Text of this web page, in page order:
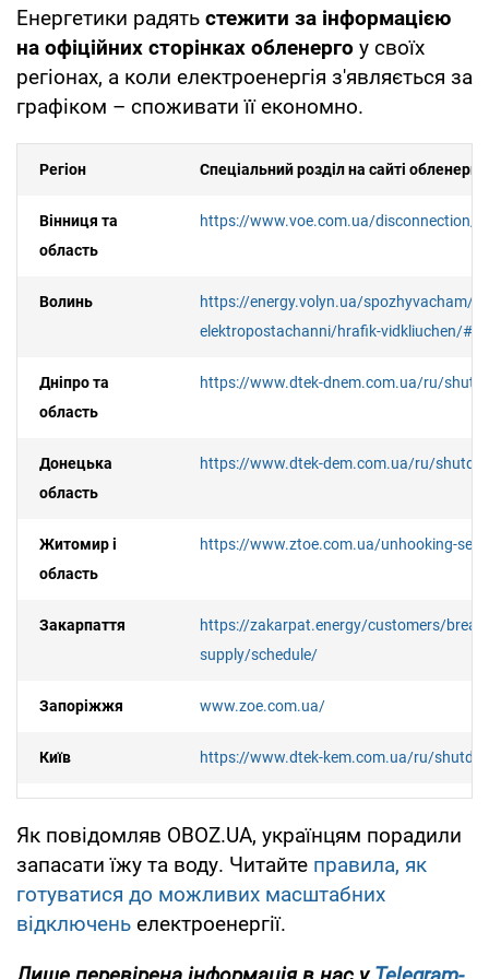
Енергетики радять стежити за інформацією
на офіційних сторінках обленерго у своїх
регіонах, а коли електроенергія з'являється за
графіком – споживати її економно.
Регіон Спеціальний розділ на сайті обленерго
Вінниця та
область
https://www.voe.com.ua/disconnection/
Волинь
https://energy.volyn.ua/spozhyvacham/
elektropostachanni/hrafik-vidkliuchen/
Дніпро та
область
https://www.dtek-dnem.com.ua/ru/
Донецька
область
https://www.dtek-dem.com.ua/ru/
Житомир і
область
https://www.ztoe.com.ua/unhooking-
Закарпаття
https://zakarpat.energy/customers/
supply/schedule/
Запоріжжя www.zoe.com.ua/
Київ https://www.dtek-kem.com.ua/ru/
область
Кіровоградська
область
https://kiroe.com.ua/electricity-blackout
Львів та
https://info.loe.lviv.ua/ (лише в
Як повідомляв OBOZ.UA, українцям порадили
запасати їжу та воду. Читайте правила, як
готуватися до можливих масштабних
відключень електроенергії.